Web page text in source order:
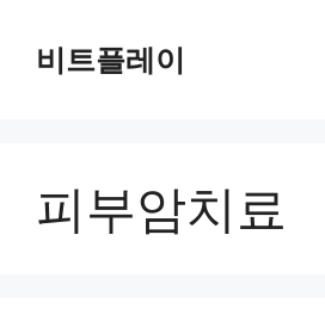
비트플레이
피부암치료